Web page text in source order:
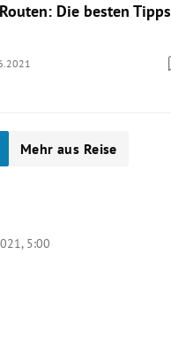
Die besten Tipps
Mehr aus Reise
5:00